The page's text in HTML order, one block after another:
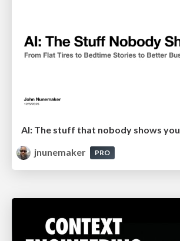
AI: The stuff that nobody shows you
jnunemaker
PRO